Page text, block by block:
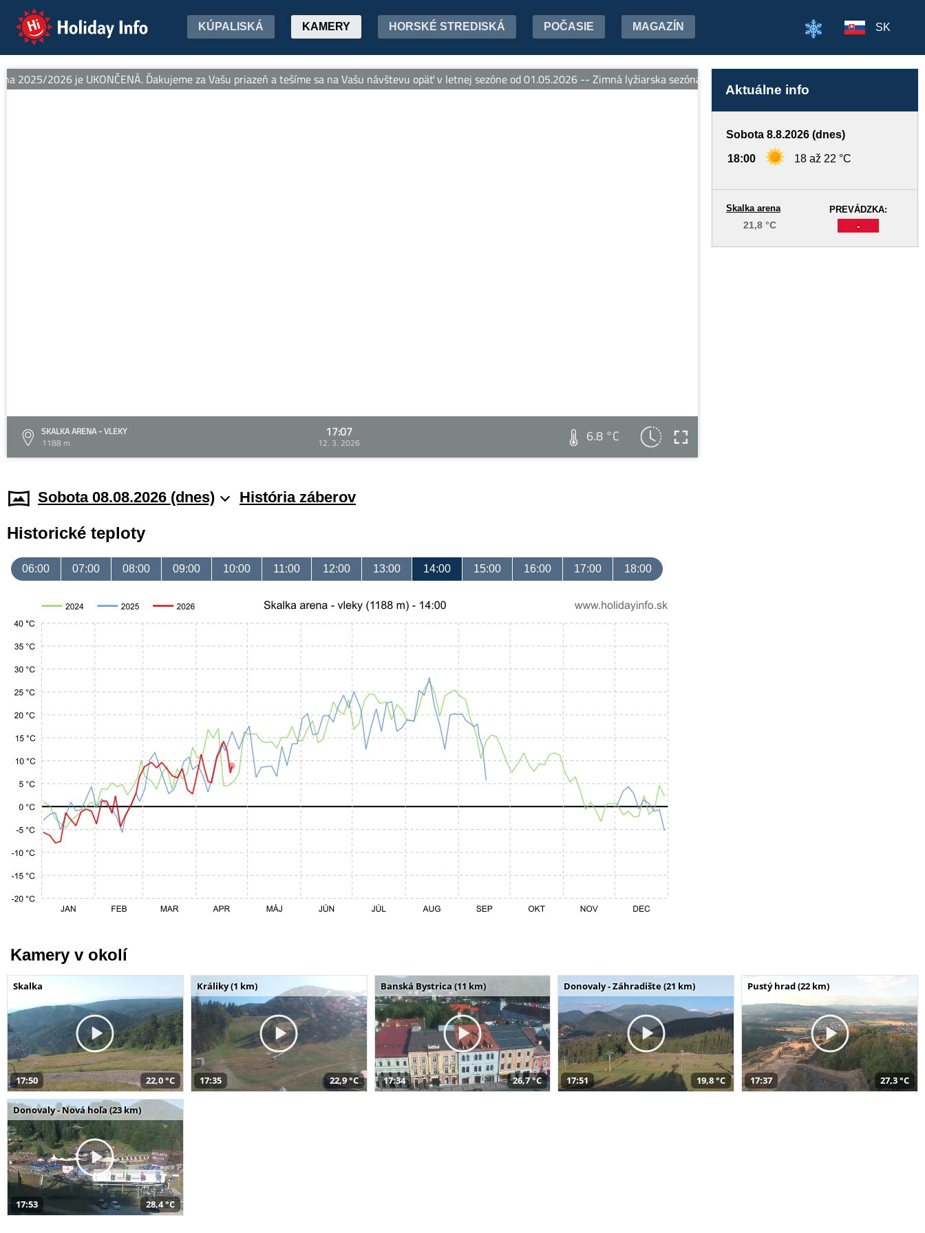
Holiday Info KÚPALISKÁ KAMERY HORSKÉ STREDISKÁ POČASIE MAGAZÍN SK
2025/2026 je UKONČENÁ. Ďakujeme za Vašu priazeň a tešíme sa na Vašu návštevu opäť v letnej sezóne od 01.05.2026 -- Zimná lyžiarska sezóna 2025/2026 je UKONČENÁ. Ďakujeme za Vašu
SKALKA ARENA - VLEKY
1188 m
17:07
12. 3. 2026 6.8 °C
Aktuálne info
Sobota 8.8.2026 (dnes)
18:00 18 až 22 °C
PREVÁDZKA:
-
Skalka arena
21,8 °C
Sobota 08.08.2026 (dnes) História záberov
Historické teploty
06:00 07:00 08:00 09:00 10:00 11:00 12:00 13:00 14:00 15:00 16:00 17:00 18:00
Kamery v okolí
Skalka
17:50 22,0 °C
Králiky (1 km)
17:35 22,9 °C
Banská Bystrica (11 km)
17:34 26,7 °C
Donovaly - Záhradište (21 km)
17:51 19,8 °C
Pustý hrad (22 km)
17:37 27,3 °C
Donovaly - Nová hoľa (23 km)
17:53 28,4 °C